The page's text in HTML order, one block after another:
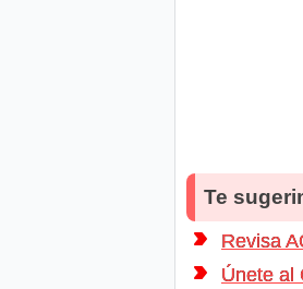
Te
Revisa
Únete al